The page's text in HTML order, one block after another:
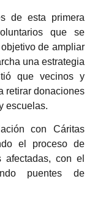
de esta primera
que se
de ampliar
una estrategia
que vecinos y
retirar donaciones
escuelas.
con Cáritas
el proceso de
afectadas, con el
puentes de